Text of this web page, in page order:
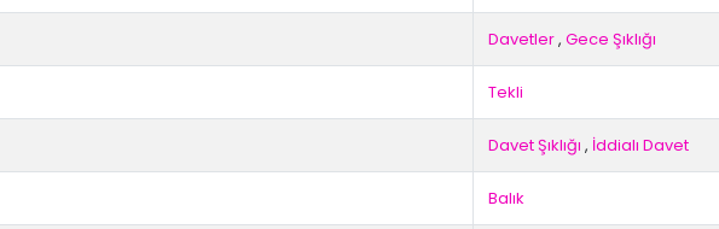
Davetler,Gece Şıklığı
Tekli
Davet Şıklığı , İddialı Davet
Balık